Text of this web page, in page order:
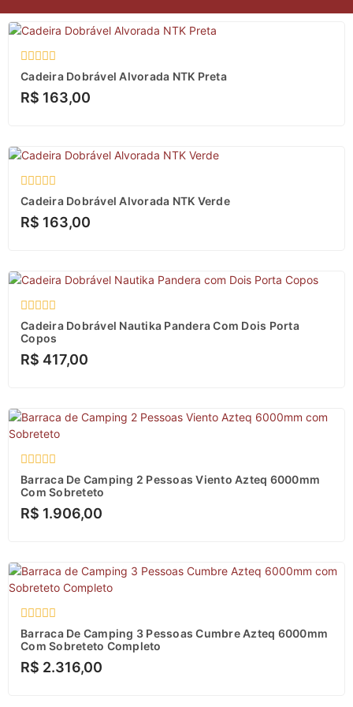
Esgotado
Avaliação
de
Cadeira Dobrável Alvorada NTK Preta
R$ 163,00
Avaliação
de
Cadeira Dobrável Alvorada NTK Verde
R$ 163,00
Avaliação
0
de
5
Cadeira Dobrável Nautika Pandera Com Dois Porta
Copos
R$ 417,00
Avaliação
0
de
5
Barraca De Camping 2 Pessoas Viento Azteq 6000mm
Com Sobreteto
R$ 1.906,00
Avaliação
0
de
5
Barraca De Camping 3 Pessoas Cumbre Azteq 6000mm
Com Sobreteto Completo
R$ 2.316,00